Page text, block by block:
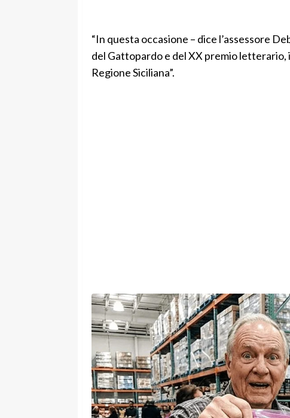
“In questa occasione – dice l’assessore
del Gattopardo e del XX premio
Regione Siciliana”.